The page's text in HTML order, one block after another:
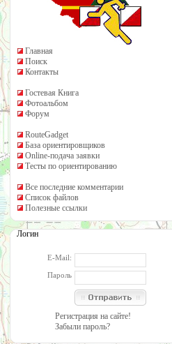
Главная
Поиск
Контакты
Гостевая Книга
Фотоальбом
Форум
RouteGadget
База ориентировщиков
Online-подача заявки
Тесты по ориентированию
Все последние комментарии
Список файлов
Полезные ссылки
Логин
E-Mail:
Пароль
Регистрация на сайте!
Забыли пароль?